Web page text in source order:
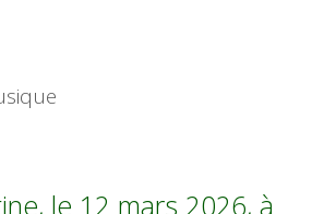
le 12 mars 2026, à